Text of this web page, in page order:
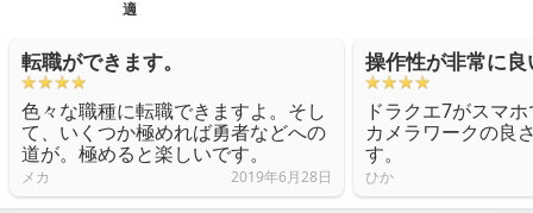
適
転職ができます。
色々な職種に転職できますよ。そし
て、いくつか極めれば勇者などへの
道が。極めると楽しいです。
メカ 2019年6月28日
操作性が非常に良
ドラクエ7がスマ
カメラワークの良
す。
ひか